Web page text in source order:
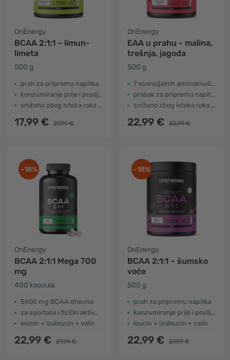
OnEnergy
BCAA 2:1:1 – limun-
limeta
500 g
prah za pripremu napitka
konzumiranje prije i poslije vježbanja
sniženo zbog isteka roka trajanja
17,99 € 27,99 €
OnEnergy
EAA u prahu - malina,
trešnja, jagoda
500 g
7 esencijalnih aminokiselina
prašak za pripremu napitka
sniženo zbog isteka roka trajanja
22,99 € 33,99 €
-18%
OnEnergy
BCAA 2:1:1 Mega 700
mg
400 kapsula
5600 mg BCAA dnevno
za sportaše i fizički aktivne osobe
leucin + izoleucin + valin
22,99 € 27,99 €
-18%
OnEnergy
BCAA 2:1:1 – šumsko
voće
500 g
prah za pripremu napitka
konzumiranje prije i poslije vježbanja
leucin + izoleucin + valin
22,99 € 27,99 €